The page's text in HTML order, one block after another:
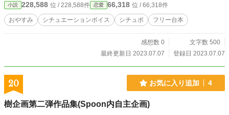
小説 228,588 位 / 228,588件 恋愛 66,318 位 / 66,318件
おやすみ シチュエーションボイス シチュボ フリー台本
感想数 0
文字数 500
最終更新日 2023.07.07
登録日 2023.07.07
20 お気に入り追加 4
樹企画第二弾作品集(Spoon内自主企画)